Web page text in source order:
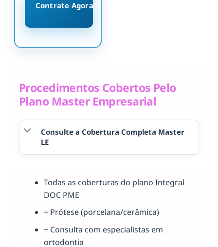
Contrate Agora
Procedimentos Cobertos Pelo
Plano Master Empresarial
Consulte a Cobertura Completa Master
LE
Todas as coberturas do plano Integral
DOC PME
+ Prótese (porcelana/cerâmica)
+ Consulta com especialistas em
ortodontia